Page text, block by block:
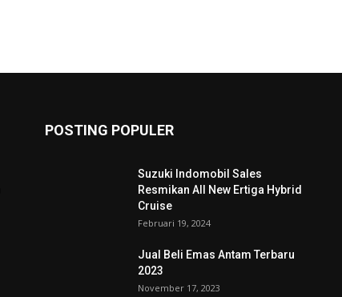
POSTING POPULER
Suzuki Indomobil Sales
Resmikan All New Ertiga Hybrid
Cruise
Februari 19, 2024
Jual Beli Emas Antam Terbaru
2023
November 17, 2023